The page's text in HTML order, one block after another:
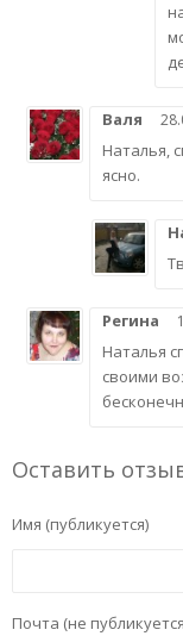
Валя
Наталья,
ясно.
Регина
Наталья
своими
Оставить
Имя (публикуется)
Почта (не